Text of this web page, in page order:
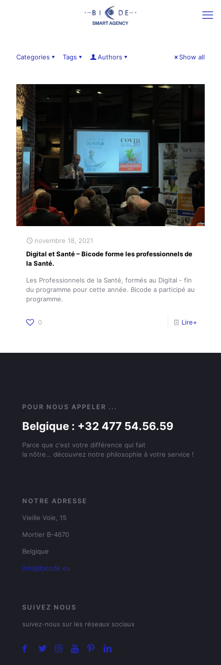
Categories Tags Authors Show all
novembre 18, 2021
Digital et Santé – Bicode forme les professionnels de
la Santé.
Les Professionnels de la Santé, formés au Digital - fin
du programme pour cette année. Bicode a participé au
programme.
0 Lire+
POUR NOUS APPELER ...
Belgique : +32 477 54.56.59
Parce que c'est votre différence qui fait
la nôtre… découvrez notre philosophie à votre service !
NOTRE ADRESSE
Vieille Voie, 15
Mortier B-4670
Belgique
info@bicode.eu
SUIVEZ NOUS
suivez-nous sur les réseaux sociaux